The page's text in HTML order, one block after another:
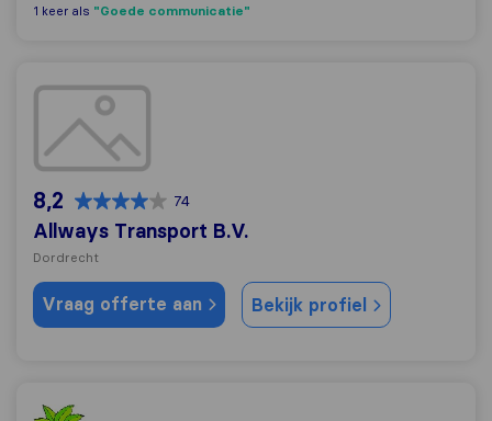
1 keer als "Goede communicatie"
Allways Transport B.V.
8,2 74
Allways Transport B.V.
Dordrecht
Vraag offerte aan Bekijk profiel
Van Hees Verhuizingen